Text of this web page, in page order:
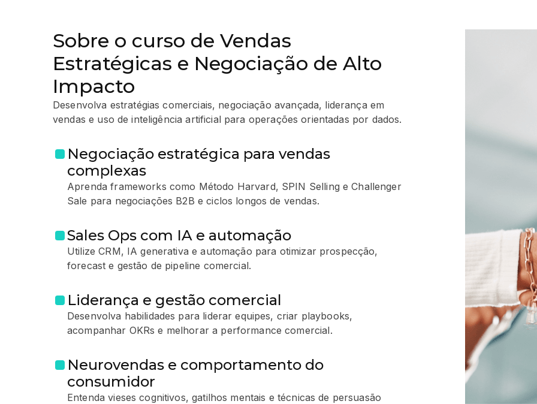
Sobre o curso de Vendas
Estratégicas e Negociação de Alto
Impacto
Desenvolva estratégias comerciais, negociação avançada, liderança em
vendas e uso de inteligência artificial para operações orientadas por dados.
Negociação estratégica para vendas
complexas
Aprenda frameworks como Método Harvard, SPIN Selling e Challenger
Sale para negociações B2B e ciclos longos de vendas.
Sales Ops com IA e automação
Utilize CRM, IA generativa e automação para otimizar prospecção,
forecast e gestão de pipeline comercial.
Liderança e gestão comercial
Desenvolva habilidades para liderar equipes, criar playbooks,
acompanhar OKRs e melhorar a performance comercial.
Neurovendas e comportamento do
consumidor
Entenda vieses cognitivos, gatilhos mentais e técnicas de persuasão